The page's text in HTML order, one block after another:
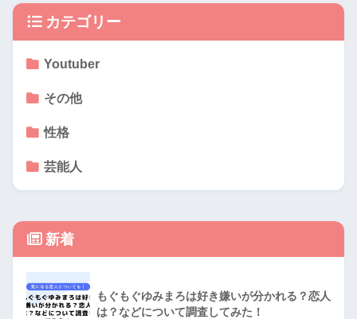
カテゴリー
Youtuber
その他
性格
芸能人
新着
もぐもぐゆみまろは好き嫌いが分かれる？恋人
は？などについて調査してみた！